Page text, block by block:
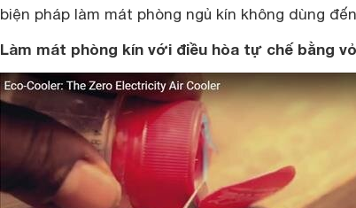
biện pháp làm mát phòng ngủ kín không dùng
Làm mát phòng kín với điều hòa tự chế bằng